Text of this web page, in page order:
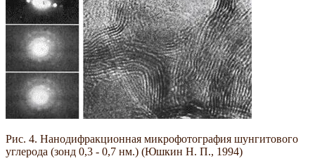
Рис. 4. Нанодифракционная микрофотография шунгитового
углерода (зонд 0,3 - 0,7 нм.) (Юшкин Н. П., 1994)